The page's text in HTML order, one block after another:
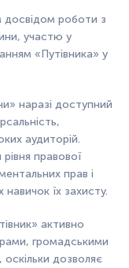
досвідом роботи з
участю у
«Путівника» у
наразі доступний
аудиторій.
правової
прав і
їх захисту.
активно
громадськими
дозволяє